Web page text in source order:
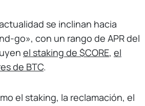
se inclinan hacia
go», con un rango de APR del
el staking de $CORE, el
de BTC.
el staking, la reclamación, el